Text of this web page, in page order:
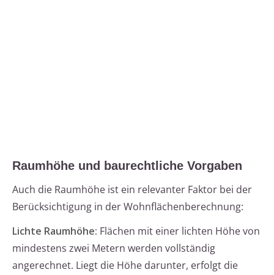
Raumhöhe und baurechtliche Vorgaben
Auch die Raumhöhe ist ein relevanter Faktor bei der
Berücksichtigung in der Wohnflächenberechnung:
Lichte Raumhöhe: Flächen mit einer lichten Höhe von
mindestens zwei Metern werden vollständig
angerechnet. Liegt die Höhe darunter, erfolgt die